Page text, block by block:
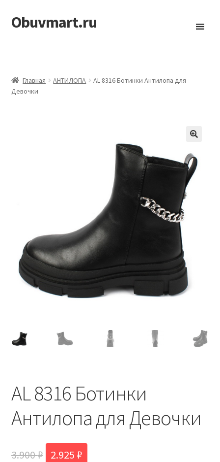
Перейти
к
Перейти
к
Obuvmart.ru
Главная АHТИЛОПА
AL 8316 Ботинки Антилопа для
Девочки
AL 8316 Ботинки
Антилопа для Девочки
3.900₽ Первоначальная
2.925 ₽